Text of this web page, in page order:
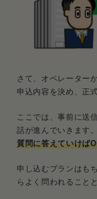
さて、オペレーター
申込内容を決め、正
ここでは、事前に送
話が進んでいきます
質問に答えていけば
申し込むプランはも
らよく問われること